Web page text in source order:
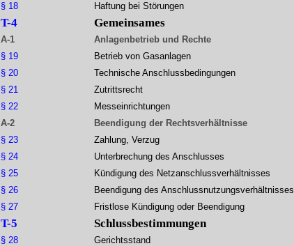
§ 18
T-4
A-1
§ 19
§ 20
§ 21
§ 22
A-2
§ 23
§ 24
§ 25
§ 26
§ 27
T-5
§ 28
Haftung bei Störungen
Gemeinsames
Anlagenbetrieb und Rechte
Betrieb von Gasanlagen
Technische Anschlussbedingungen
Zutrittsrecht
Messeinrichtungen
Beendigung der Rechtsverhältnisse
Zahlung, Verzug
Unterbrechung des Anschlusses
Kündigung des Netzanschlussverhältnisses
Beendigung des Anschlussnutzungsverhältnisses
Fristlose Kündigung oder Beendigung
Schlussbestimmungen
Gerichtsstand